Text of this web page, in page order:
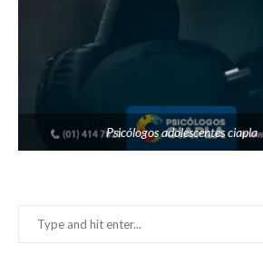
Psicólogos adolescentes ciapla